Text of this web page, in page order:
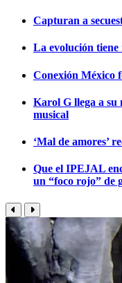
Capturan a
La evolución tiene
Conexión México
Karol G llega a su
musical
‘Mal de amores’
Que el IPEJAL
un “foco rojo” de